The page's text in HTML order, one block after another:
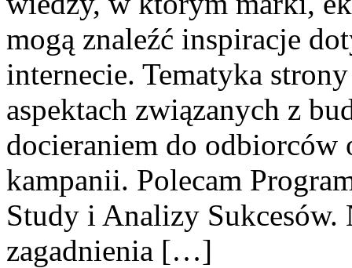
mogą znaleźć inspiracje
internecie. Tematyka
aspektach związanych z
docieraniem do odbiorców
kampanii. Polecam
Study i Analizy Sukcesów.
zagadnienia […]